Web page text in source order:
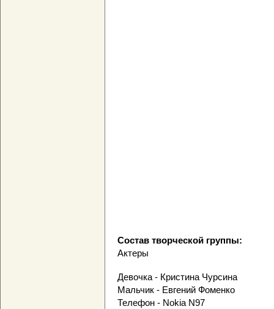
Состав творческой группы:
Актеры
Девочка - Кристина Чурсина
Мальчик - Евгений Фоменко
Телефон - Nokia N97